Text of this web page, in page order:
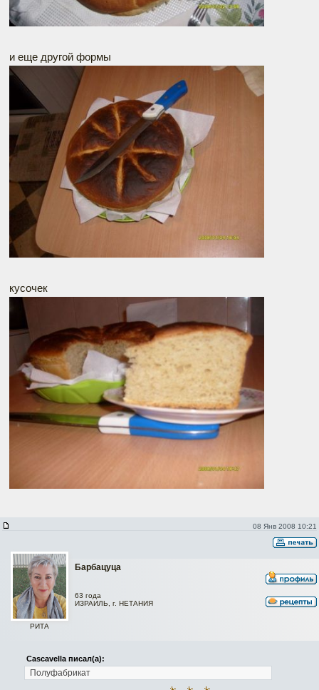
и еще другой формы
кусочек
08 Янв 2008 10:21
Барбацуца
РИТА
63 года
ИЗРАИЛЬ, г. НЕТАНИЯ
Cascavella писал(а):
Полуфабрикат